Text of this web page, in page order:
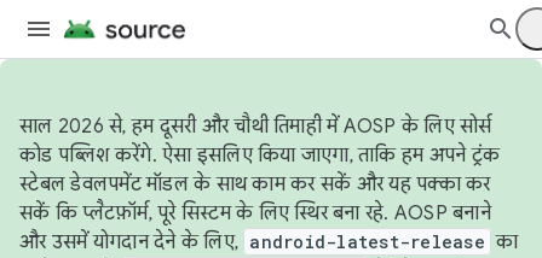
साल 2026 से, हम दूसरी और चौथी तिमाही में AOSP के लिए सोर्स
कोड पब्लिश करेंगे. ऐसा इसलिए किया जाएगा, ताकि हम अपने ट्रंक
स्टेबल डेवलपमेंट मॉडल के साथ काम कर सकें और यह पक्का कर
सकें कि प्लैटफ़ॉर्म, पूरे सिस्टम के लिए स्थिर बना रहे. AOSP बनाने
और उसमें योगदान देने के लिए, android-latest-release का